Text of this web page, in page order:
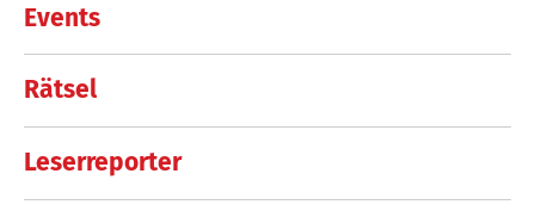
Events
Rätsel
Leserreporter